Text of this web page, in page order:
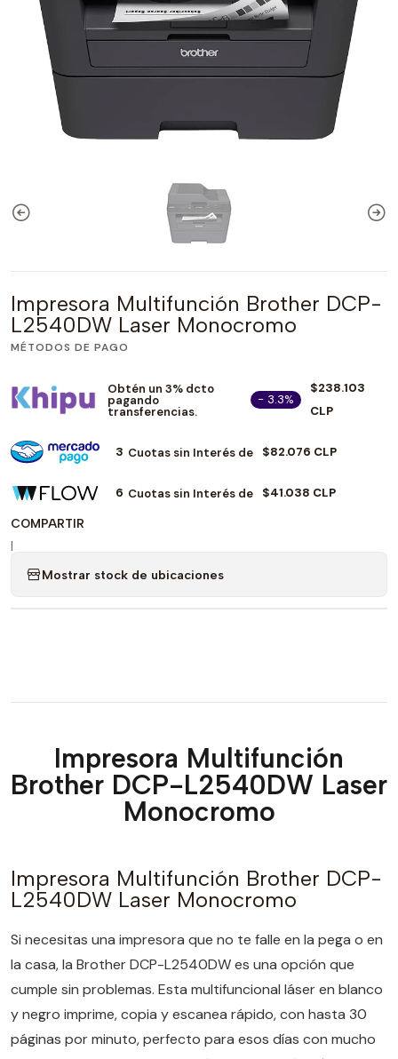
Impresora Multifunción Brother DCP-
L2540DW Laser Monocromo
MÉTODOS DE PAGO
Obtén un 3% dcto
pagando
transferencias.
- 3.3%
$238.103
CLP
3 Cuotas sin Interés de $82.076 CLP
6 Cuotas sin Interés de $41.038 CLP
COMPARTIR
|
Mostrar stock de ubicaciones
Impresora Multifunción
Brother DCP-L2540DW Laser
Monocromo
Impresora Multifunción Brother DCP-
L2540DW Laser Monocromo
Si necesitas una impresora que no te falle en la pega o en
la casa, la Brother DCP-L2540DW es una opción que
cumple sin problemas. Esta multifuncional láser en blanco
y negro imprime, copia y escanea rápido, con hasta 30
páginas por minuto, perfecto para esos días con mucho